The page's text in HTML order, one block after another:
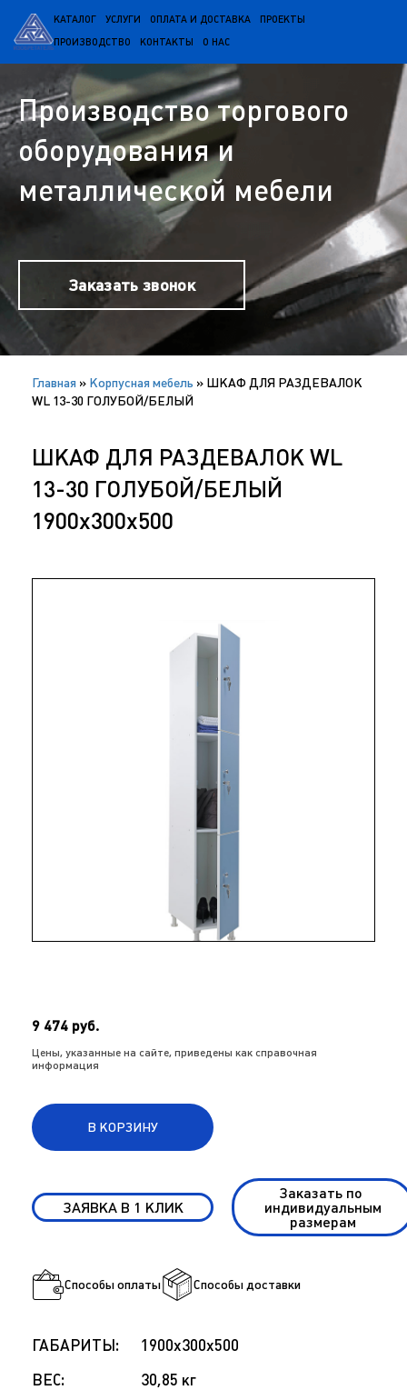
КАТАЛОГ УСЛУГИ ОПЛАТА И ДОСТАВКА ПРОЕКТЫ
ПРОИЗВОДСТВО КОНТАКТЫ О НАС
Производство торгового
оборудования и
металлической мебели
Заказать звонок
Главная » Корпусная мебель » ШКАФ ДЛЯ РАЗДЕВАЛОК
WL 13-30 ГОЛУБОЙ/БЕЛЫЙ
ШКАФ ДЛЯ РАЗДЕВАЛОК WL
13-30 ГОЛУБОЙ/БЕЛЫЙ
1900x300x500
9 474 руб.
Цены, указанные на сайте, приведены как справочная
информация
В КОРЗИНУ
ЗАЯВКА В 1 КЛИК
Заказать по
индивидуальным
размерам
Способы оплаты Способы доставки
ГАБАРИТЫ:
1900x300x500
ВЕС:
30,85 кг